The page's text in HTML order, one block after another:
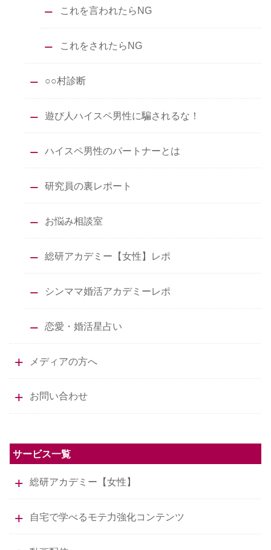
これを言われたらNG
これをされたらNG
○○村診断
遊び人ハイスペ男性に騙されるな！
ハイスペ男性のパートナーとは
研究員の裏レポート
お悩み相談室
総研アカデミー【女性】レポ
シンママ婚活アカデミーレポ
恋愛・婚活星占い
メディアの方へ
お問い合わせ
サービス一覧
総研アカデミー【女性】
自宅で学べるモテ力強化コンテンツ